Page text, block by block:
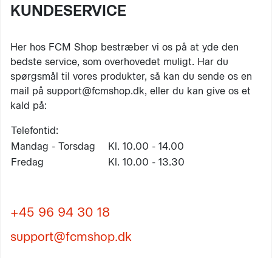
KUNDESERVICE
Her hos FCM Shop bestræber vi os på at yde den
bedste service, som overhovedet muligt. Har du
spørgsmål til vores produkter, så kan du sende os en
mail på support@fcmshop.dk, eller du kan give os et
kald på:
Telefontid:
Mandag - Torsdag
Kl. 10.00 - 14.00
Fredag
Kl. 10.00 - 13.30
+45 96 94 30 18
support@fcmshop.dk